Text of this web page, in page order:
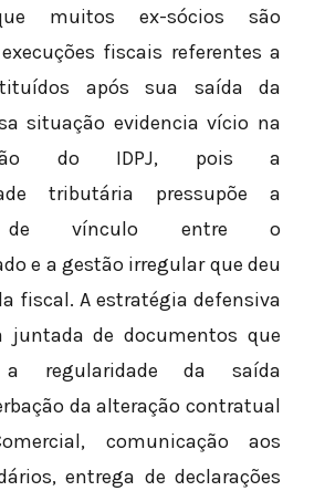
muitos ex-sócios são
fiscais referentes a
após sua saída da
situação evidencia vício na
do IDPJ, pois a
tributária pressupõe a
de vínculo entre o
e a gestão irregular que deu
fiscal. A estratégia defensiva
juntada de documentos que
a regularidade da saída
da alteração contratual
comunicação aos
entrega de declarações